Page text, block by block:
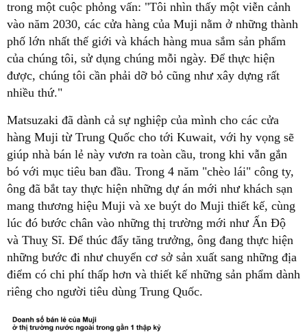
trong một cuộc phỏng vấn: "Tôi nhìn thấy một viễn cảnh
vào năm 2030, các cửa hàng của Muji nằm ở những thành
phố lớn nhất thế giới và khách hàng mua sắm sản phẩm
của chúng tôi, sử dụng chúng mỗi ngày. Để thực hiện
được, chúng tôi cần phải dỡ bỏ cũng như xây dựng rất
nhiều thứ."
Matsuzaki đã dành cả sự nghiệp của mình cho các cửa
hàng Muji từ Trung Quốc cho tới Kuwait, với hy vọng sẽ
giúp nhà bán lẻ này vươn ra toàn cầu, trong khi vẫn gắn
bó với mục tiêu ban đầu. Trong 4 năm "chèo lái" công ty,
ông đã bắt tay thực hiện những dự án mới như khách sạn
mang thương hiệu Muji và xe buýt do Muji thiết kế, cùng
lúc đó bước chân vào những thị trường mới như Ấn Độ
và Thuỵ Sĩ. Để thúc đẩy tăng trưởng, ông đang thực hiện
những bước đi như chuyển cơ sở sản xuất sang những địa
điểm có chi phí thấp hơn và thiết kế những sản phẩm dành
riêng cho người tiêu dùng Trung Quốc.